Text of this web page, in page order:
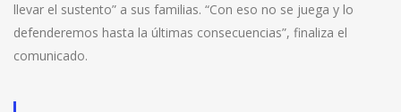
llevar el sustento” a sus familias. “Con eso no se juega y lo
defenderemos hasta la últimas consecuencias”, finaliza el
comunicado.